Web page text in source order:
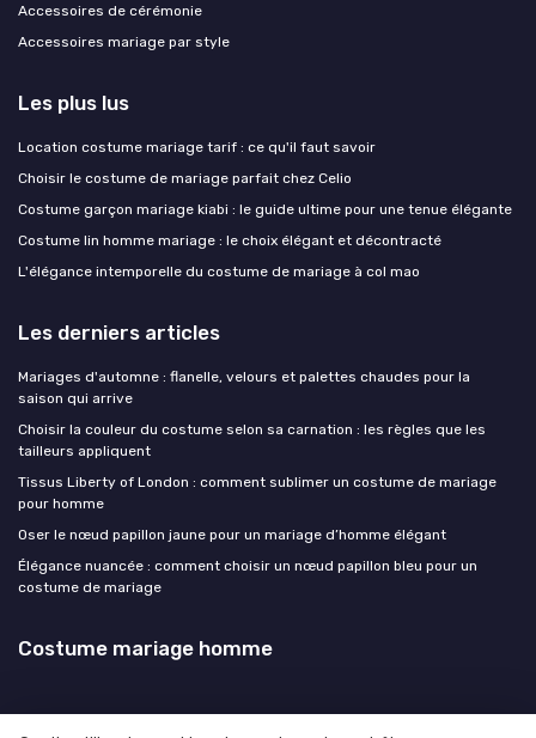
Accessoires de cérémonie
Accessoires mariage par style
Les plus lus
Location costume mariage tarif : ce qu'il faut savoir
Choisir le costume de mariage parfait chez Celio
Costume garçon mariage kiabi : le guide ultime pour une tenue élégante
Costume lin homme mariage : le choix élégant et décontracté
L'élégance intemporelle du costume de mariage à col mao
Les derniers articles
Mariages d'automne : flanelle, velours et palettes chaudes pour la
saison qui arrive
Choisir la couleur du costume selon sa carnation : les règles que les
tailleurs appliquent
Tissus Liberty of London : comment sublimer un costume de mariage
pour homme
Oser le nœud papillon jaune pour un mariage d’homme élégant
Élégance nuancée : comment choisir un nœud papillon bleu pour un
costume de mariage
Costume mariage homme